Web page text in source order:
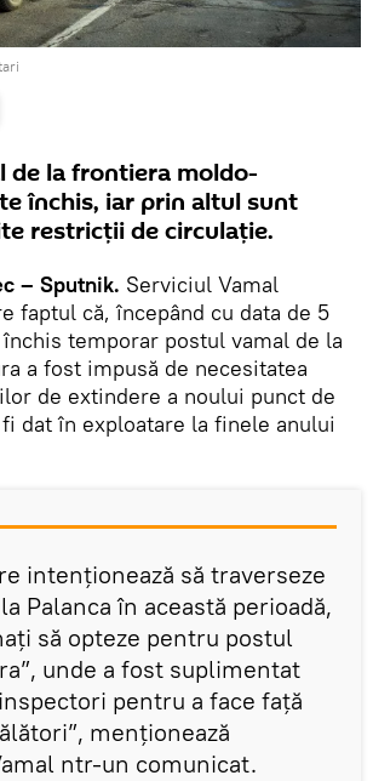
de la frontiera moldo-
închis, iar prin altul sunt
restricții de circulație.
– Sputnik. Serviciul Vamal
faptul că, începând cu data de 5
temporar postul vamal de la
a fost impusă de necesitatea
de extindere a noului punct de
dat în exploatare la finele anului
intenționează să traverseze
Palanca în această perioadă,
să opteze pentru postul
unde a fost suplimentat
pentru a face față
menționează
ntr-un comunicat.